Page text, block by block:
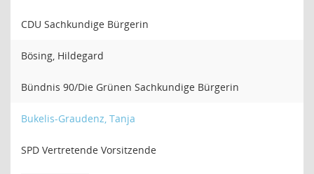
CDU Sachkundige Bürgerin
Bösing, Hildegard
Bündnis 90/Die Grünen Sachkundige Bürgerin
Bukelis-Graudenz, Tanja
SPD Vertretende Vorsitzende